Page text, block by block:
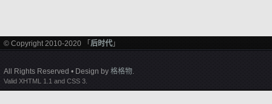
© Copyright 2010-2020 「 后时代 」
All Rights Reserved • Design by 格格物.
Valid XHTML 1.1 and CSS 3.